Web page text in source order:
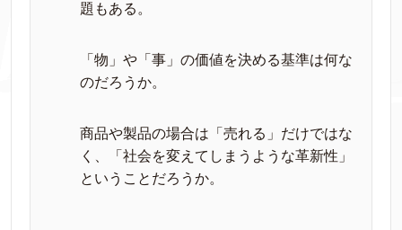
題もある。
「物」や「事」の価値を決める基準は何な
のだろうか。
商品や製品の場合は「売れる」だけではな
く、「社会を変えてしまうような革新性」
ということだろうか。